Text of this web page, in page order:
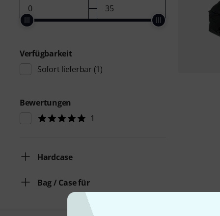
Verfügbarkeit
Sofort lieferbar (1)
Bewertungen
1
Hardcase
Bag / Case für